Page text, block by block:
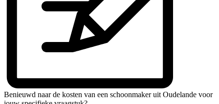
Benieuwd naar de kosten van een schoonmaker uit Oudelande voor